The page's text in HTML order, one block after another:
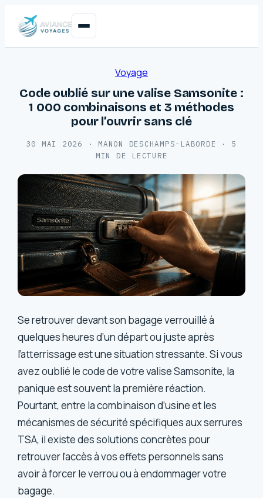
Voyage
Code oublié sur une valise Samsonite :
1 000 combinaisons et 3 méthodes
pour l’ouvrir sans clé
30 MAI 2026 · MANON DESCHAMPS-LABORDE ·
5
MIN DE LECTURE
Se retrouver devant son bagage verrouillé à
quelques heures d’un départ ou juste après
l’atterrissage est une situation stressante. Si vous
avez oublié le code de votre valise Samsonite, la
panique est souvent la première réaction.
Pourtant, entre la combinaison d’usine et les
mécanismes de sécurité spécifiques aux serrures
TSA, il existe des solutions concrètes pour
retrouver l’accès à vos effets personnels sans
avoir à forcer le verrou ou à endommager votre
bagage.